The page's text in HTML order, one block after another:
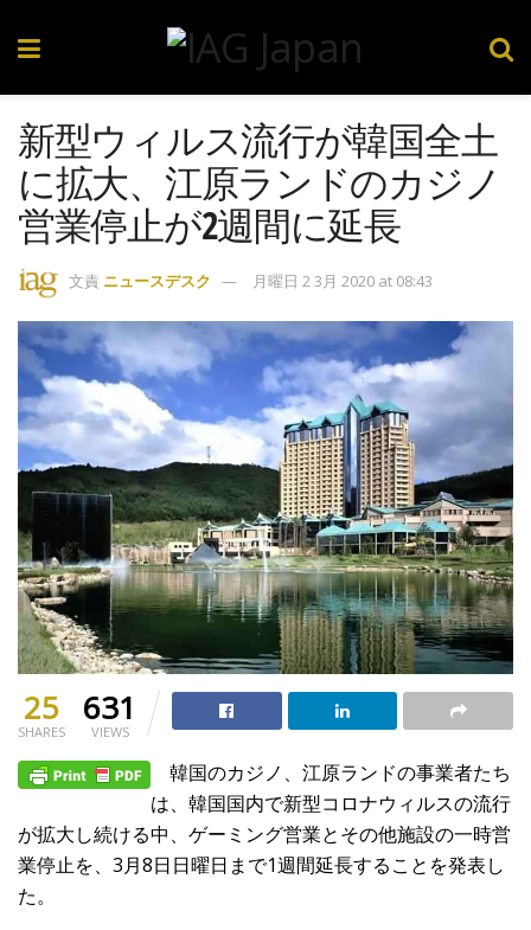
新型ウィルス流行が韓国全土
に拡大、江原ランドのカジノ
営業停止が2週間に延長
文責 ニュースデスク 月曜日 2 3月 2020 at 08:43
25
SHARES
631
VIEWS
韓国のカジノ、江原ランドの事業者たち
は、韓国国内で新型コロナウィルスの流行
が拡大し続ける中、ゲーミング営業とその他施設の一時営
業停止を、3月8日日曜日まで1週間延長することを発表し
た。